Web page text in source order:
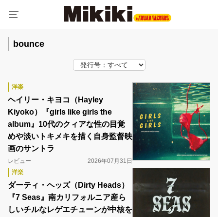
bounce
洋楽
ヘイリー・キヨコ（Hayley
Kiyoko）『girls like girls the
album』10代のクィアな性の目覚
めや淡いトキメキを描く自身監督映
画のサントラ
レビュー
2026年07月31日
洋楽
ダーティ・ヘッズ（Dirty Heads）
『7 Seas』南カリフォルニア産ら
しいチルなレゲエチューンが中核を